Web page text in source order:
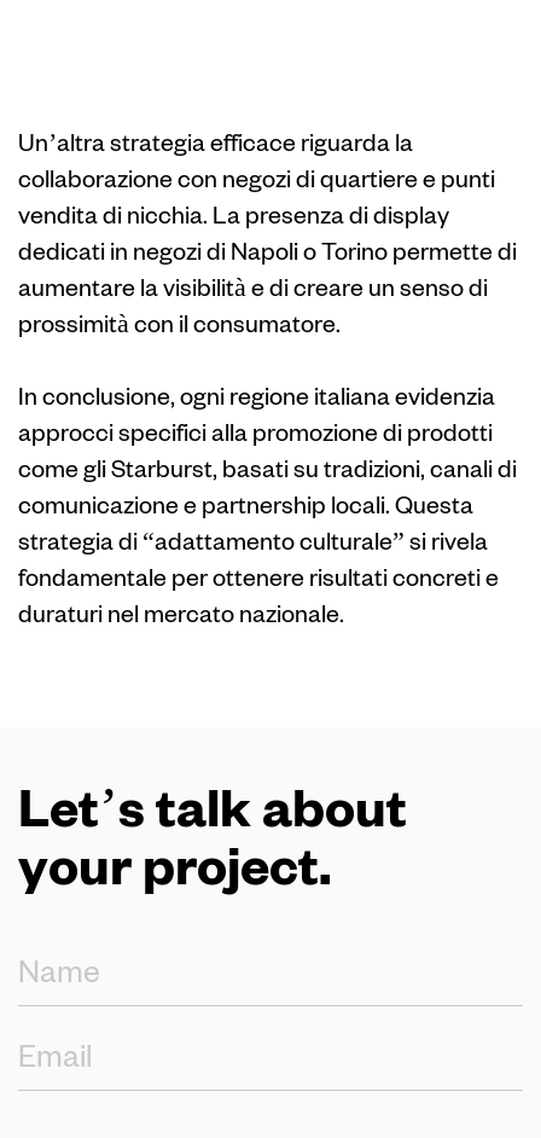
Un’altra strategia efficace riguarda la
collaborazione con negozi di quartiere e punti
vendita di nicchia. La presenza di display
dedicati in negozi di Napoli o Torino permette di
aumentare la visibilità e di creare un senso di
prossimità con il consumatore.
In conclusione, ogni regione italiana evidenzia
approcci specifici alla promozione di prodotti
come gli Starburst, basati su tradizioni, canali di
comunicazione e partnership locali. Questa
strategia di “adattamento culturale” si rivela
fondamentale per ottenere risultati concreti e
duraturi nel mercato nazionale.
Let’s talk about
your project.